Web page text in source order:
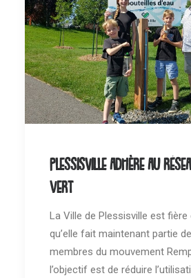
Plessisville adhère au
Vert
La Ville de Plessisville est fière
qu’elle fait maintenant partie
membres du mouvement
l’objectif est de réduire